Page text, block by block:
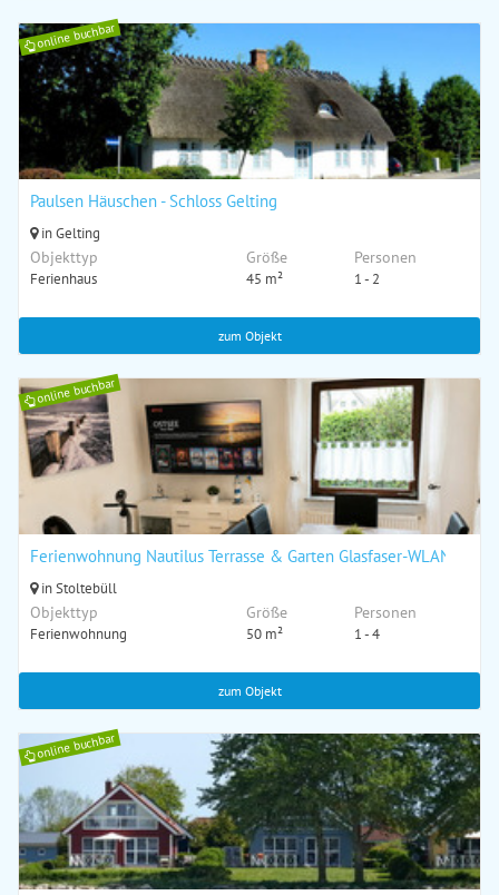
online buchbar
Paulsen Häuschen - Schloss Gelting
in Gelting
Objekttyp
Ferienhaus
Größe
45 m²
Personen
1 - 2
zum Objekt
online buchbar
Ferienwohnung Nautilus Terrasse & Garten Glasfaser-WLAN
in Stoltebüll
Objekttyp
Ferienwohnung
Größe
50 m²
Personen
1 - 4
zum Objekt
online buchbar